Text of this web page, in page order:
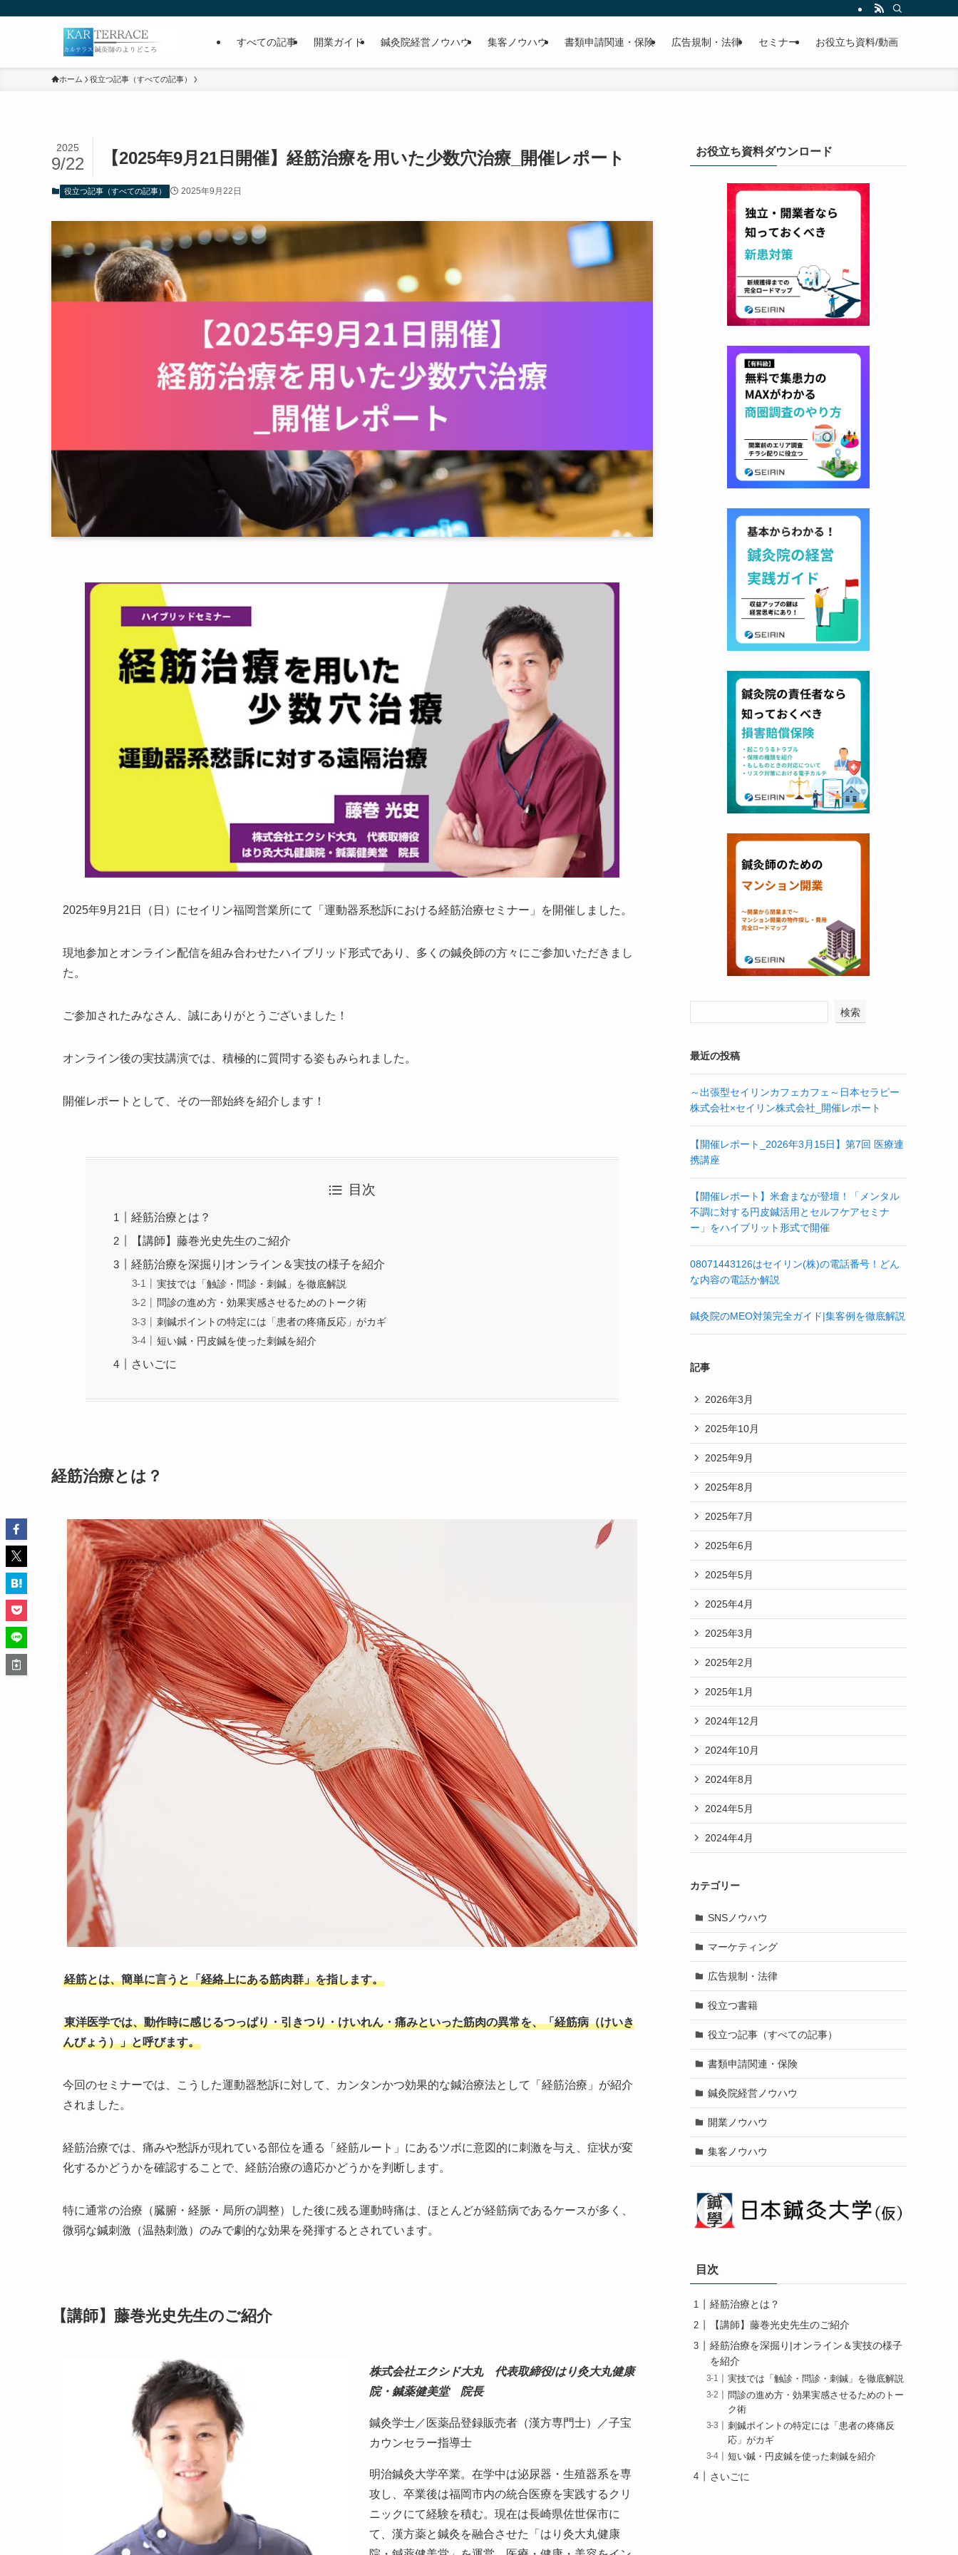
すべての記事 開業ガイド 鍼灸院経営ノウハウ 集客ノウハウ 書類申請関連・保険 広告規制・法律 セミナー お役立ち資料/動画
ホーム 役立つ記事（すべての記事）
【2025年9月21日開催】経筋治療を用いた少数穴治療_開催レポート
2025
9/22
役立つ記事（すべての記事） 2025年9月22日
2025年9月21日（日）にセイリン福岡営業所にて「運動器系愁訴における経筋治療セミナー」を開催しました。
現地参加とオンライン配信を組み合わせたハイブリッド形式であり、多くの鍼灸師の方々にご参加いただきまし
た。
ご参加されたみなさん、誠にありがとうございました！
オンライン後の実技講演では、積極的に質問する姿もみられました。
開催レポートとして、その一部始終を紹介します！
目次
経筋治療とは？
【講師】藤巻光史先生のご紹介
経筋治療を深掘り|オンライン＆実技の様子を紹介
実技では「触診・問診・刺鍼」を徹底解説
問診の進め方・効果実感させるためのトーク術
刺鍼ポイントの特定には「患者の疼痛反応」がカギ
短い鍼・円皮鍼を使った刺鍼を紹介
さいごに
経筋治療とは？
経筋とは、簡単に言うと「経絡上にある筋肉群」を指します。
東洋医学では、動作時に感じるつっぱり・引きつり・けいれん・痛みといった筋肉の異常を、「経筋病（けいき
んびょう）」と呼びます。
今回のセミナーでは、こうした運動器愁訴に対して、カンタンかつ効果的な鍼治療法として「経筋治療」が紹介
されました。
経筋治療では、痛みや愁訴が現れている部位を通る「経筋ルート」にあるツボに意図的に刺激を与え、症状が変
化するかどうかを確認することで、経筋治療の適応かどうかを判断します。
特に通常の治療（臓腑・経脈・局所の調整）した後に残る運動時痛は、ほとんどが経筋病であるケースが多く、
微弱な鍼刺激（温熱刺激）のみで劇的な効果を発揮するとされています。
【講師】藤巻光史先生のご紹介
株式会社エクシド大丸 代表取締役/はり灸大丸健康
院・鍼薬健美堂 院長
鍼灸学士／医薬品登録販売者（漢方専門士）／子宝
カウンセラー指導士
明治鍼灸大学卒業。在学中は泌尿器・生殖器系を専
攻し、卒業後は福岡市内の統合医療を実践するクリ
ニックにて経験を積む。現在は長崎県佐世保市に
て、漢方薬と鍼灸を融合させた「はり灸大丸健康
お役立ち資料ダウンロード
検索
最近の投稿
～出張型セイリンカフェカフェ～日本セラピー
株式会社×セイリン株式会社_開催レポート
【開催レポート_2026年3月15日】第7回 医療連
携講座
【開催レポート】米倉まなが登壇！「メンタル
不調に対する円皮鍼活用とセルフケアセミナ
ー」をハイブリット形式で開催
08071443126はセイリン(株)の電話番号！どん
な内容の電話か解説
鍼灸院のMEO対策完全ガイド|集客例を徹底解説
記事
2026年3月
2025年10月
2025年9月
2025年8月
2025年7月
2025年6月
2025年5月
2025年4月
2025年3月
2025年2月
2025年1月
2024年12月
2024年10月
2024年8月
2024年5月
2024年4月
カテゴリー
SNSノウハウ
マーケティング
広告規制・法律
役立つ書籍
役立つ記事（すべての記事）
書類申請関連・保険
鍼灸院経営ノウハウ
開業ノウハウ
集客ノウハウ
目次
経筋治療とは？
【講師】藤巻光史先生のご紹介
経筋治療を深掘り|オンライン＆実技の様子
を紹介
実技では「触診・問診・刺鍼」を徹底解説
問診の進め方・効果実感させるためのトー
ク術
刺鍼ポイントの特定には「患者の疼痛反
応」がカギ
短い鍼・円皮鍼を使った刺鍼を紹介
さいごに